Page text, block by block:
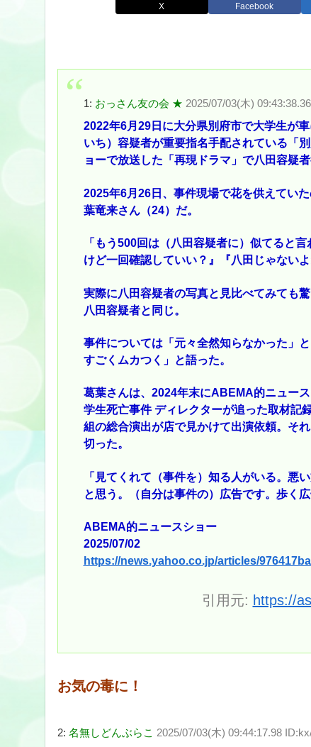
X Facebook
1: おっさん友の会 ★ 2025/07/03(木)
2022年6月29日に大分県別府市で大学生が
いち）容疑者が重要指名手配されている「
ョーで放送した「再現ドラマ」で八田容疑
2025年6月26日、事件現場で花を供えてい
葉竜来さん（24）だ。
「もう500回は（八田容疑者に）似てると
けど一回確認していい？』『八田じゃない
実際に八田容疑者の写真と見比べてみても
八田容疑者と同じ。
事件については「元々全然知らなかった」
すごくムカつく」と語った。
葛葉さんは、2024年末にABEMA的ニュー
学生死亡事件 ディレクターが追った取材記
組の総合演出が店で見かけて出演依頼。そ
切った。
「見てくれて（事件を）知る人がいる。悪
と思う。（自分は事件の）広告です。歩く広
ABEMA的ニュースショー
2025/07/02
https://news.yahoo.co.jp/articles/
引用元: https://
お気の毒に！
2: 名無しどんぶらこ 2025/07/03(木) 09:44:17.98